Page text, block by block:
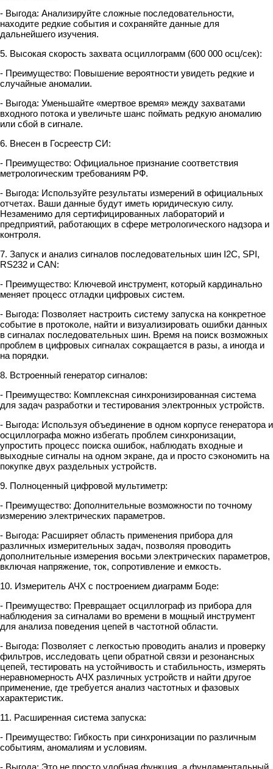
- Выгода: Анализируйте сложные последовательности,
находите редкие события и сохраняйте данные для
дальнейшего изучения.
5. Высокая скорость захвата осциллограмм (600 000 осц/сек):
- Преимущество: Повышение вероятности увидеть редкие и
случайные аномалии.
- Выгода: Уменьшайте «мертвое время» между захватами
входного потока и увеличьте шанс поймать редкую аномалию
или сбой в сигнале.
6. Внесен в Госреестр СИ:
- Преимущество: Официальное признание соответствия
метрологическим требованиям РФ.
- Выгода: Используйте результаты измерений в официальных
отчетах. Ваши данные будут иметь юридическую силу.
Незаменимо для сертифицированных лабораторий и
предприятий, работающих в сфере метрологического надзора и
контроля.
7. Запуск и анализ сигналов последовательных шин I2C, SPI,
RS232 и CAN:
- Преимущество: Ключевой инструмент, который кардинально
меняет процесс отладки цифровых систем.
- Выгода: Позволяет настроить систему запуска на конкретное
событие в протоколе, найти и визуализировать ошибки данных
в сигналах последовательных шин. Время на поиск возможных
проблем в цифровых сигналах сокращается в разы, а иногда и
на порядки.
8. Встроенный генератор сигналов:
- Преимущество: Комплексная синхронизированная система
для задач разработки и тестирования электронных устройств.
- Выгода: Используя объединение в одном корпусе генератора и
осциллографа можно избегать проблем синхронизации,
упростить процесс поиска ошибок, наблюдать входные и
выходные сигналы на одном экране, да и просто сэкономить на
покупке двух раздельных устройств.
9. Полноценный цифровой мультиметр:
- Преимущество: Дополнительные возможности по точному
измерению электрических параметров.
- Выгода: Расширяет область применения прибора для
различных измерительных задач, позволяя проводить
дополнительные измерения восьми электрических параметров,
включая напряжение, ток, сопротивление и емкость.
10. Измеритель АЧХ с построением диаграмм Боде:
- Преимущество: Превращает осциллограф из прибора для
наблюдения за сигналами во времени в мощный инструмент
для анализа поведения цепей в частотной области.
- Выгода: Позволяет с легкостью проводить анализ и проверку
фильтров, исследовать цепи обратной связи и резонансных
цепей, тестировать на устойчивость и стабильность, измерять
неравномерность АЧХ различных устройств и найти другое
применение, где требуется анализ частотных и фазовых
характеристик.
11. Расширенная система запуска:
- Преимущество: Гибкость при синхронизации по различным
событиям, аномалиям и условиям.
- Выгода: Это не просто удобная функция, а фундаментальный